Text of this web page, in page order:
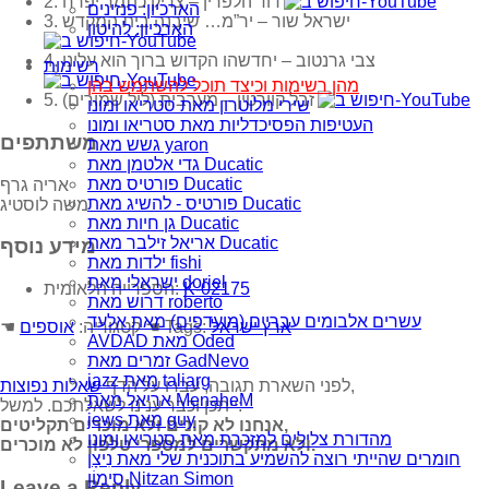
הארכיון: פנזינים
הארכיון: להיטון
רשימות
מהן רשימות וכיצד תוכל להשתמש בהן
שירי מלוטרון מאת סטריאו ומונו
העטיפות הפסיכדליות מאת סטריאו ומונו
גשש מאת yaron
גדי אלטמן מאת Ducatic
פורטיס מאת Ducatic
פורטיס - להשיג מאת Ducatic
גן חיות מאת Ducatic
אריאל זילבר מאת Ducatic
ילדות מאת fishi
ישראלי מאת doriel
דרוש מאת roberto
עשרים אלבומים עבריים (מועדפים) מאת אלעד
AVDAD מאת Oded
זמרים מאת GadNevo
jazz מאת taliarg
אריאל מאת MenaheM
jews מאת guy
מהדורת צלילים למזכרת מאת סטריאו ומונו
חומרים שהייתי רוצה להשמיע בתוכנית שלי מאת נִיצָן
סִימוֹן Nitzan Simon
3. ישראל שור‏ – יר”מ… שיבנה בית המקדש
4. צבי גרנטוב‏ – יחדשהו הקדוש ברוך הוא עלינו
5. זבל קוורטין‏ – מערבית (ליל שמורים)
משתתפים
אריה גרף
משה לוסטיג
מידע נוסף
הספרייה הלאומית:K-02175
☚ קטגוריה:אוספים ☚ Tags:ארץ ישראל
לפני השארת תגובה, עברו על הדףשאלות נפוצות
,
ייתכן וכבר ענינו לשאלתכם. למשל:
אנחנו לא קונים ולא מוכרים תקליטים,
ולא מתקשרים למספרי טלפון לא מוכרים.